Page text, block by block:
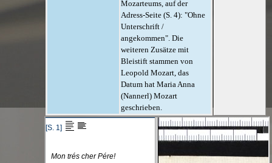
Mozarteums, auf der
Adress-Seite (S. 4): "Ohne
Unterschrift /
angekommen". Die
weiteren Zusätze mit
Bleistift stammen von
Leopold Mozart, das
Datum hat Maria Anna
(Nannerl) Mozart
geschrieben.